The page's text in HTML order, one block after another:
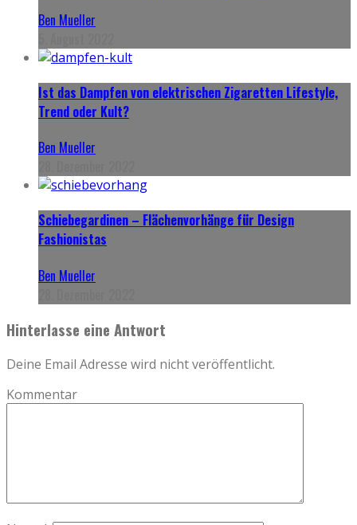
Ben Mueller
Ist das Dampfen von elektrischen Zigaretten Lifestyle,
Trend oder Kult?
Ben Mueller
Schiebegardinen – Flächenvorhänge für Design
Fashionistas
Ben Mueller
Hinterlasse eine Antwort
Deine Email Adresse wird nicht veröffentlicht.
Kommentar